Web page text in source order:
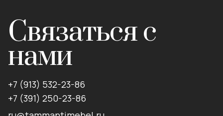
Связаться с
нами
+7 (913) 532-23-86
+7 (391) 250-23-86